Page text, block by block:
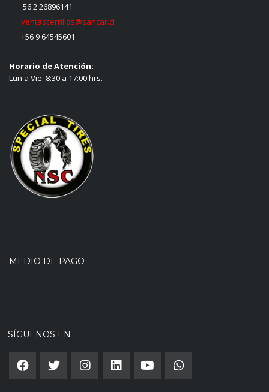
56 2 26896141
ventascerrillos@sancar.cl
+56 9 64545601
Horario de Atención:
Lun a Vie: 8:30 a 17:00 hrs.
MEDIO DE PAGO
SÍGUENOS EN